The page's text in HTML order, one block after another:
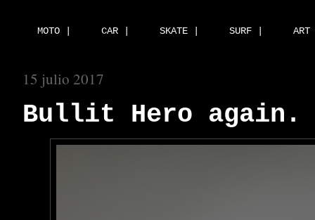
MOTO | CAR | SKATE | SURF |
15 julio 2017
Bullit Hero again.